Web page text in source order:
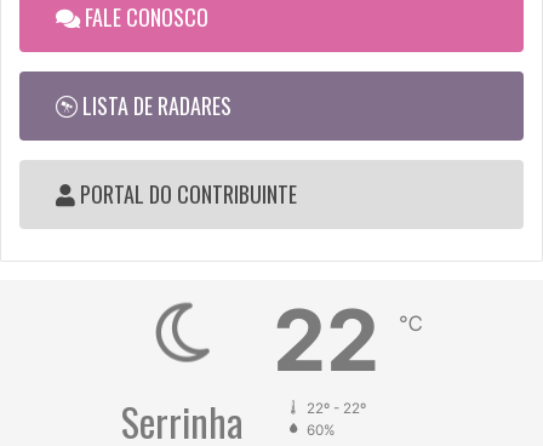
FALE CONOSCO
LISTA DE RADARES
PORTAL DO CONTRIBUINTE
Serrinha
22 ℃
22º - 22º
60%